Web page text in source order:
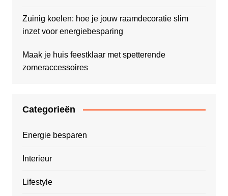
Zuinig koelen: hoe je jouw raamdecoratie slim
inzet voor energiebesparing
Maak je huis feestklaar met spetterende
zomeraccessoires
Categorieën
Energie besparen
Interieur
Lifestyle